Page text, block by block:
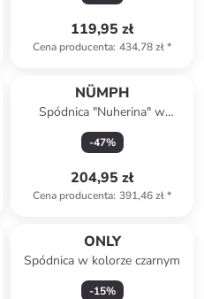
119,95 zł
Cena producenta: 434,78 zł*
NÜMPH
Spódnica "Nuherina" w
kolorze khaki
-47%
204,95 zł
Cena producenta: 391,46 zł*
ONLY
Spódnica w kolorze czarnym
-15%